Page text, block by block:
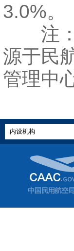
3.0%。
注
源于民
管理中